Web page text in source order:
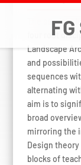
The seminar
four root
Landscape
and
sequences
alternating
aim is to
broad
mirroring the
Design
blocks of